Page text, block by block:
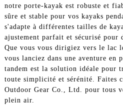
notre porte-kayak est robuste et
sûre et stable pour vos kayaks
s'adapte à différentes tailles de
ajustement parfait et sécurisé pour
Que vous vous dirigiez vers le lac
vous lanciez dans une aventure en
tandem est la solution idéale pour
toute simplicité et sérénité. Faites
Outdoor Gear Co., Ltd. pour tous
plein air.